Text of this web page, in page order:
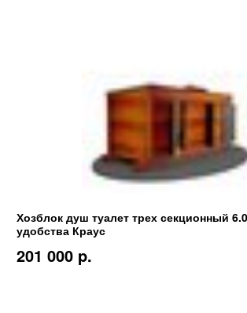
Хозблок душ туалет трех секционный
удобства Краус
201 000 p.